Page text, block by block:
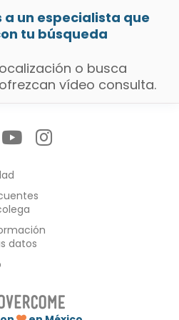
a un especialista que
tu búsqueda
o busca
vídeo consulta.
datos